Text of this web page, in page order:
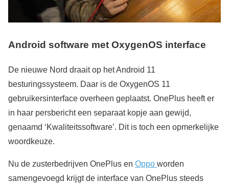
Android software met OxygenOS interface
De nieuwe Nord draait op het Android 11
besturingssysteem. Daar is de OxygenOS 11
gebruikersinterface overheen geplaatst. OnePlus heeft er
in haar persbericht een separaat kopje aan gewijd,
genaamd ‘Kwaliteitssoftware’. Dit is toch een opmerkelijke
woordkeuze.
Nu de zusterbedrijven OnePlus en Oppo worden
samengevoegd krijgt de interface van OnePlus steeds